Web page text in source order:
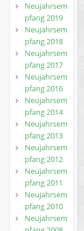
Neujahrsem
pfang 2019
Neujahrsem
pfang 2018
Neujahrsem
pfang 2017
Neujahrsem
pfang 2016
Neujahrsem
pfang 2014
Neujahrsem
pfang 2013
Neujahrsem
pfang 2012
Neujahrsem
pfang 2011
Neujahrsem
pfang 2010
Neujahrsem